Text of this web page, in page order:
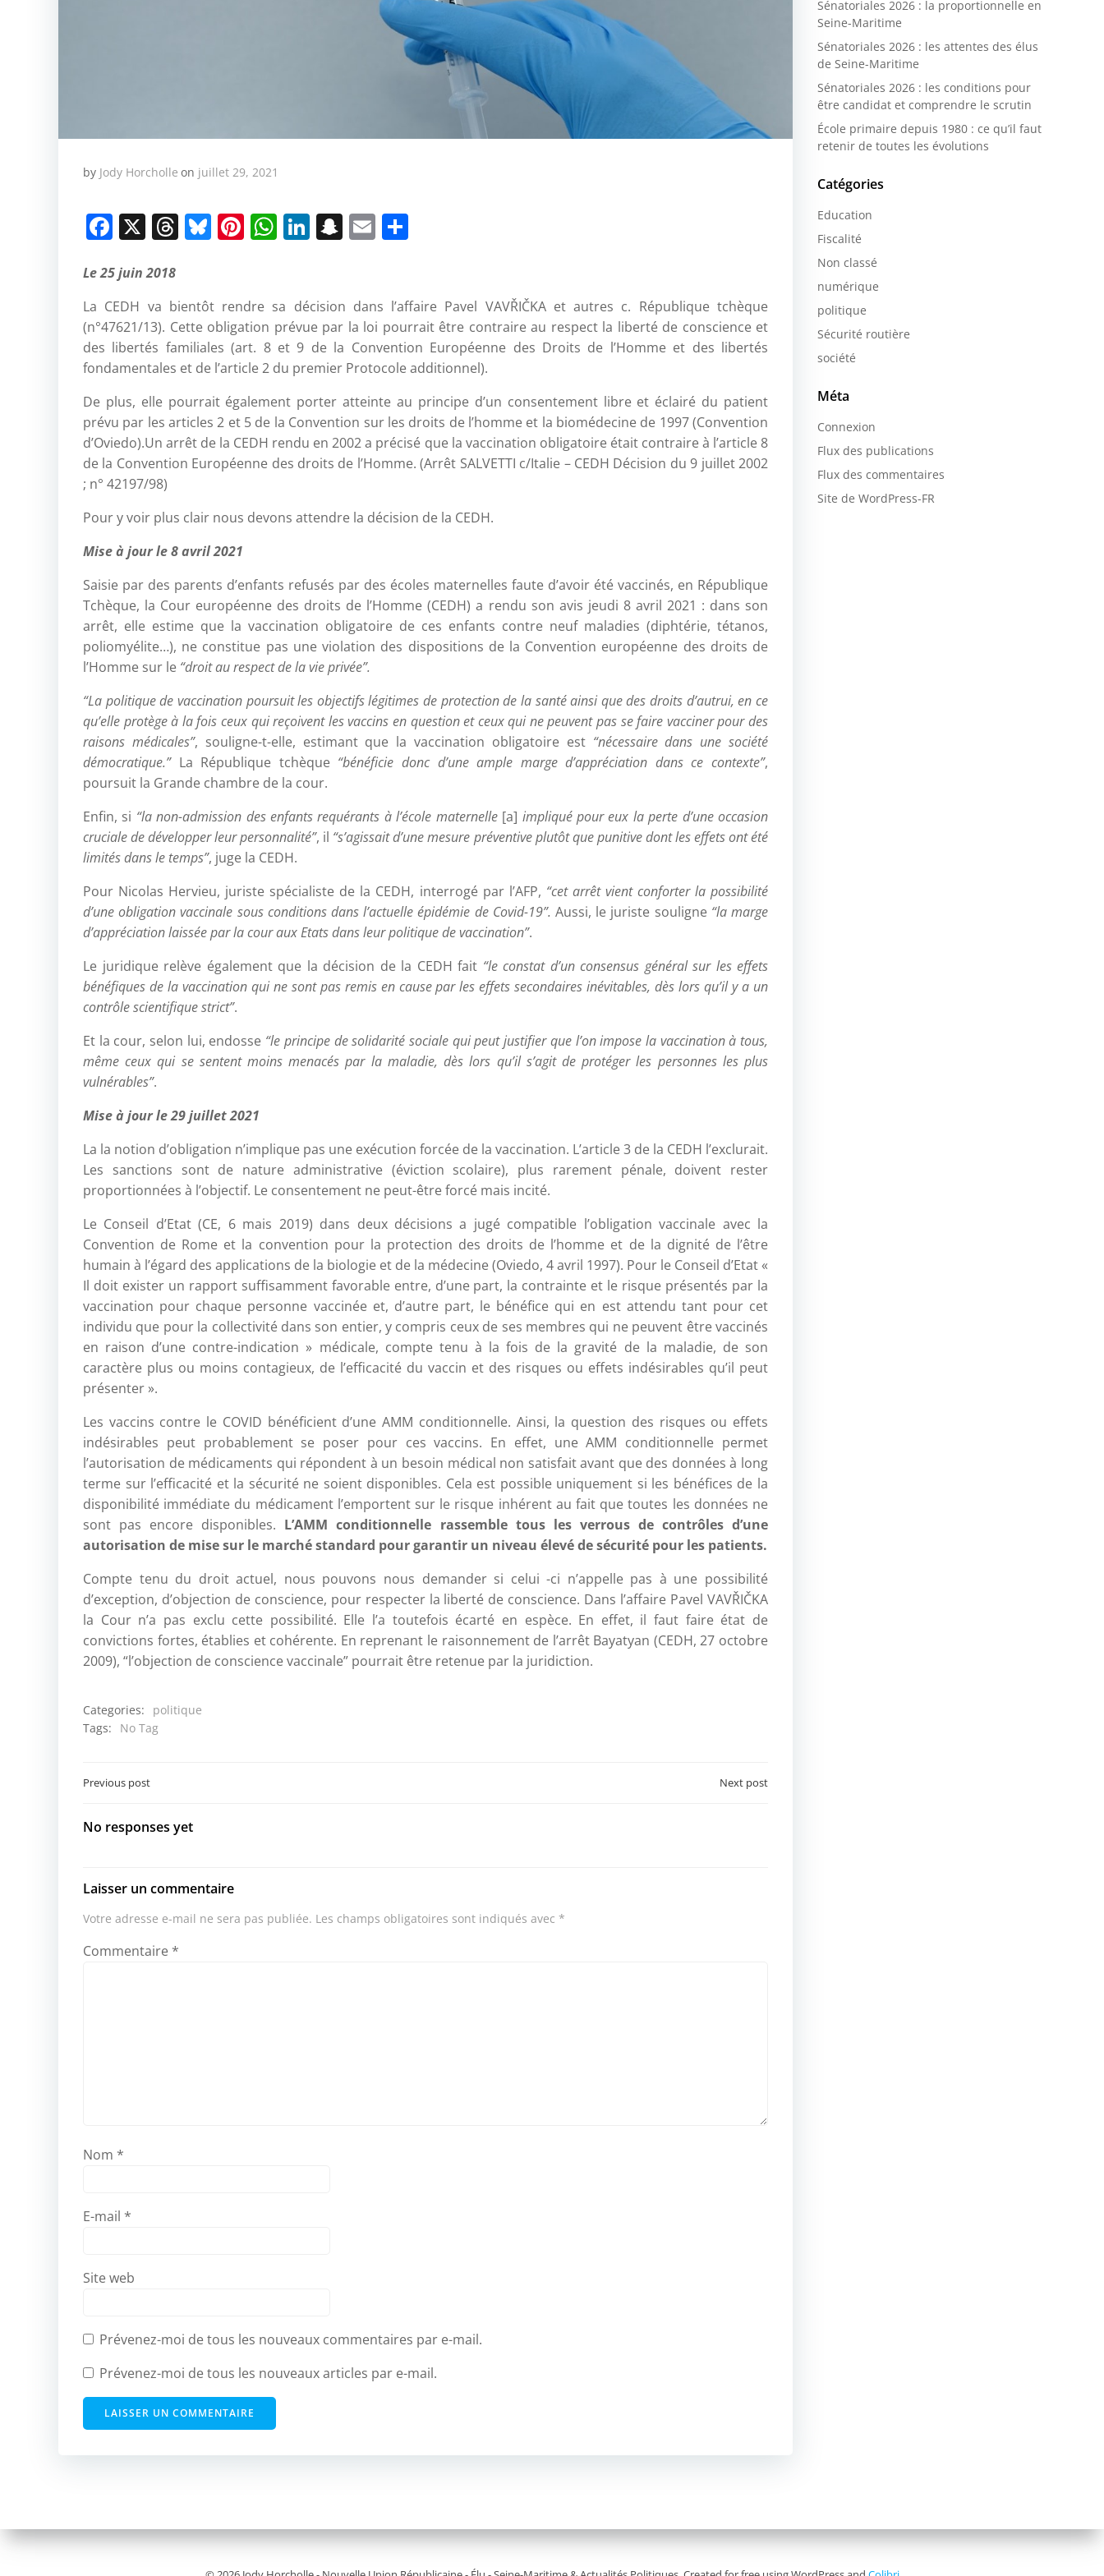
by Jody Horcholle on juillet 29, 2021
Facebook
X Threads
Bluesky
Pinterest
WhatsApp
LinkedIn
Snapchat
Email
Le 25 juin 2018
La CEDH va bientôt rendre sa décision dans l’affaire Pavel VAVŘIČKA et autres c. République tchèque
(n°47621/13). Cette obligation prévue par la loi pourrait être contraire au respect la liberté de conscience et
des libertés familiales (art. 8 et 9 de la Convention Européenne des Droits de l’Homme et des libertés
fondamentales et de l’article 2 du premier Protocole additionnel).
De plus, elle pourrait également porter atteinte au principe d’un consentement libre et éclairé du patient
prévu par les articles 2 et 5 de la Convention sur les droits de l’homme et la biomédecine de 1997 (Convention
d’Oviedo).Un arrêt de la CEDH rendu en 2002 a précisé que la vaccination obligatoire était contraire à l’article 8
de la Convention Européenne des droits de l’Homme. (Arrêt SALVETTI c/Italie – CEDH Décision du 9 juillet 2002
; n° 42197/98)
Pour y voir plus clair nous devons attendre la décision de la CEDH.
Mise à jour le 8 avril 2021
Saisie par des parents d’enfants refusés par des écoles maternelles faute d’avoir été vaccinés, en République
Tchèque, la Cour européenne des droits de l’Homme (CEDH) a rendu son avis jeudi 8 avril 2021 : dans son
arrêt, elle estime que la vaccination obligatoire de ces enfants contre neuf maladies (diphtérie, tétanos,
poliomyélite…), ne constitue pas une violation des dispositions de la Convention européenne des droits de
l’Homme sur le “droit au respect de la vie privée”.
“La politique de vaccination poursuit les objectifs légitimes de protection de la santé ainsi que des droits d’autrui, en ce
qu’elle protège à la fois ceux qui reçoivent les vaccins en question et ceux qui ne peuvent pas se faire vacciner pour des
raisons médicales”, souligne-t-elle, estimant que la vaccination obligatoire est “nécessaire dans une société
démocratique.” La République tchèque “bénéficie donc d’une ample marge d’appréciation dans ce contexte”,
poursuit la Grande chambre de la cour.
Enfin, si “la non-admission des enfants requérants à l’école maternelle [a] impliqué pour eux la perte d’une occasion
cruciale de développer leur personnalité”, il “s’agissait d’une mesure préventive plutôt que punitive dont les effets ont été
limités dans le temps”, juge la CEDH.
Pour Nicolas Hervieu, juriste spécialiste de la CEDH, interrogé par l’AFP, “cet arrêt vient conforter la possibilité
d’une obligation vaccinale sous conditions dans l’actuelle épidémie de Covid-19”. Aussi, le juriste souligne “la marge
d’appréciation laissée par la cour aux Etats dans leur politique de vaccination”.
Le juridique relève également que la décision de la CEDH fait “le constat d’un consensus général sur les effets
bénéfiques de la vaccination qui ne sont pas remis en cause par les effets secondaires inévitables, dès lors qu’il y a un
contrôle scientifique strict”.
Et la cour, selon lui, endosse “le principe de solidarité sociale qui peut justifier que l’on impose la vaccination à tous,
même ceux qui se sentent moins menacés par la maladie, dès lors qu’il s’agit de protéger les personnes les plus
vulnérables”.
Mise à jour le 29 juillet 2021
La la notion d’obligation n’implique pas une exécution forcée de la vaccination. L’article 3 de la CEDH l’exclurait.
Les sanctions sont de nature administrative (éviction scolaire), plus rarement pénale, doivent rester
proportionnées à l’objectif. Le consentement ne peut-être forcé mais incité.
Le Conseil d’Etat (CE, 6 mais 2019) dans deux décisions a jugé compatible l’obligation vaccinale avec la
Convention de Rome et la convention pour la protection des droits de l’homme et de la dignité de l’être
humain à l’égard des applications de la biologie et de la médecine (Oviedo, 4 avril 1997). Pour le Conseil d’Etat «
Il doit exister un rapport suffisamment favorable entre, d’une part, la contrainte et le risque présentés par la
vaccination pour chaque personne vaccinée et, d’autre part, le bénéfice qui en est attendu tant pour cet
individu que pour la collectivité dans son entier, y compris ceux de ses membres qui ne peuvent être vaccinés
en raison d’une contre-indication » médicale, compte tenu à la fois de la gravité de la maladie, de son
caractère plus ou moins contagieux, de l’efficacité du vaccin et des risques ou effets indésirables qu’il peut
présenter ».
Les vaccins contre le COVID bénéficient d’une AMM conditionnelle. Ainsi, la question des risques ou effets
indésirables peut probablement se poser pour ces vaccins. En effet, une AMM conditionnelle permet
l’autorisation de médicaments qui répondent à un besoin médical non satisfait avant que des données à long
terme sur l’efficacité et la sécurité ne soient disponibles. Cela est possible uniquement si les bénéfices de la
disponibilité immédiate du médicament l’emportent sur le risque inhérent au fait que toutes les données ne
sont pas encore disponibles. L’AMM conditionnelle rassemble tous les verrous de contrôles d’une
autorisation de mise sur le marché standard pour garantir un niveau élevé de sécurité pour les patients.
Compte tenu du droit actuel, nous pouvons nous demander si celui -ci n’appelle pas à une possibilité
d’exception, d’objection de conscience, pour respecter la liberté de conscience. Dans l’affaire Pavel VAVŘIČKA
la Cour n’a pas exclu cette possibilité. Elle l’a toutefois écarté en espèce. En effet, il faut faire état de
convictions fortes, établies et cohérente. En reprenant le raisonnement de l’arrêt Bayatyan (CEDH, 27 octobre
2009), “l’objection de conscience vaccinale” pourrait être retenue par la juridiction.
Categories:
politique
Tags:
No Tag
Post
navigation
Previous post Next post
No responses yet
Laisser un commentaire
Votre adresse e-mail ne sera pas publiée. Les champs obligatoires sont indiqués avec *
Commentaire *
Nom *
E-mail *
Site web
Prévenez-moi de tous les nouveaux commentaires par e-mail.
Prévenez-moi de tous les nouveaux articles par e-mail.
Sénatoriales 2026 : la proportionnelle en
Seine-Maritime
Sénatoriales 2026 : les attentes des élus
de Seine-Maritime
Sénatoriales 2026 : les conditions pour
être candidat et comprendre le scrutin
École primaire depuis 1980 : ce qu’il faut
retenir de toutes les évolutions
Catégories
Education
Fiscalité
Non classé
numérique
politique
Sécurité routière
société
Méta
Connexion
Flux des publications
Flux des commentaires
Site de WordPress-FR